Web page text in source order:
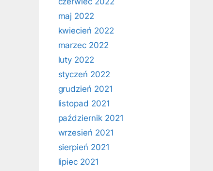
maj 2022
kwiecień 2022
marzec 2022
luty 2022
styczeń 2022
grudzień 2021
listopad 2021
październik 2021
wrzesień 2021
sierpień 2021
lipiec 2021